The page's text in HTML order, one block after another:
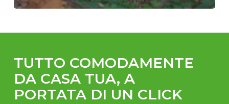
TUTTO COMODAMENTE
DA CASA TUA, A
PORTATA DI UN CLICK